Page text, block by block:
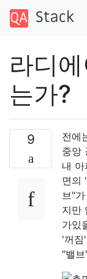
라디
는가?
9
전에
중앙
내
면의
브"
지만
가있
'꺼짐
"밸